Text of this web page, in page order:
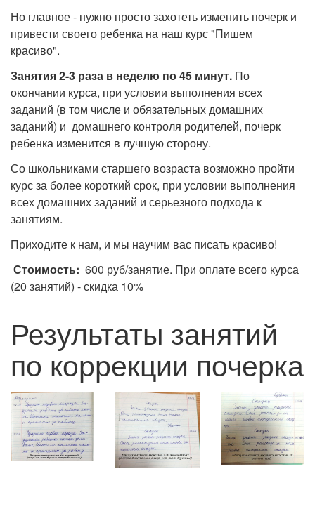
Но главное - нужно просто захотеть изменить почерк и
привести своего ребенка на наш курс "Пишем
красиво".
Занятия 2-3 раза в неделю по 45 минут. По
окончании курса, при условии выполнения всех
заданий (в том числе и обязательных домашних
заданий) и домашнего контроля родителей, почерк
ребенка изменится в лучшую сторону.
Со школьниками старшего возраста возможно пройти
курс за более короткий срок, при условии выполнения
всех домашних заданий и серьезного подхода к
занятиям.
Приходите к нам, и мы научим вас писать красиво!
Стоимость: 600 руб/занятие. При оплате всего курса
(20 занятий) - скидка 10%
Результаты занятий
по коррекции почерка